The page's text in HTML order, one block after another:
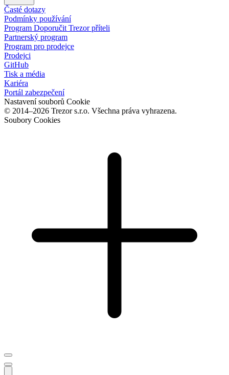
Časté dotazy
Podmínky používání
Program Doporučit Trezor příteli
Partnerský program
Program pro prodejce
Prodejci
GitHub
Tisk a média
Kariéra
Portál zabezpečení
Nastavení souborů Cookie
© 2014–2026 Trezor s.r.o. Všechna práva vyhrazena.
Soubory Cookies